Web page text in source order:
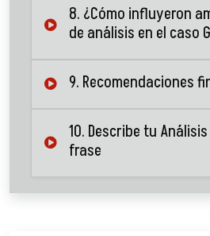
8. ¿Cómo influyeron
de análisis en el caso
9. Recomendaciones
10. Describe tu
frase